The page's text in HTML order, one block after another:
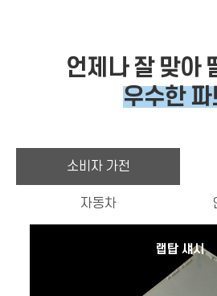
언제나 잘 맞아
우수한 파
소비자 가전
자동차
랩탑 섀시